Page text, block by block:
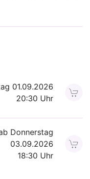
01.09.2026
20:30 Uhr
Donnerstag
03.09.2026
18:30 Uhr